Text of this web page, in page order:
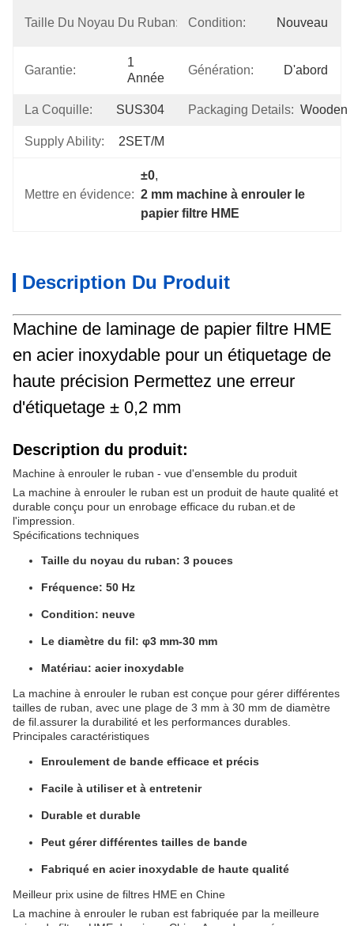
Taille Du Noyau Du Ruban:
3
Pouces
Condition: Nouveau
Garantie:
1
Année
Génération: D'abord
La Coquille: SUS304 Packaging Details: Wooden
Supply Ability: 2SET/M
Mettre en évidence:
±0,
2 mm machine à enrouler le
papier filtre HME
Description Du Produit
Machine de laminage de papier filtre HME
en acier inoxydable pour un étiquetage de
haute précision Permettez une erreur
d'étiquetage ± 0,2 mm
Description du produit:
Machine à enrouler le ruban - vue d'ensemble du produit
La machine à enrouler le ruban est un produit de haute qualité et
durable conçu pour un enrobage efficace du ruban.et de
l'impression.
Spécifications techniques
Taille du noyau du ruban: 3 pouces
Fréquence: 50 Hz
Condition: neuve
Le diamètre du fil: φ3 mm-30 mm
Matériau: acier inoxydable
La machine à enrouler le ruban est conçue pour gérer différentes
tailles de ruban, avec une plage de 3 mm à 30 mm de diamètre
de fil.assurer la durabilité et les performances durables.
Principales caractéristiques
Enroulement de bande efficace et précis
Facile à utiliser et à entretenir
Durable et durable
Peut gérer différentes tailles de bande
Fabriqué en acier inoxydable de haute qualité
Meilleur prix usine de filtres HME en Chine
La machine à enrouler le ruban est fabriquée par la meilleure